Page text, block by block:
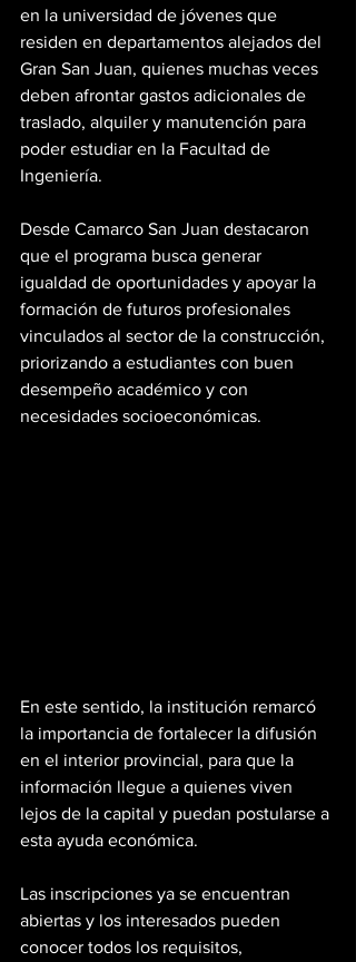
en la universidad de jóvenes que
residen en departamentos alejados del
Gran San Juan, quienes muchas veces
deben afrontar gastos adicionales de
traslado, alquiler y manutención para
poder estudiar en la Facultad de
Ingeniería.
Desde Camarco San Juan destacaron
que el programa busca generar
igualdad de oportunidades y apoyar la
formación de futuros profesionales
vinculados al sector de la construcción,
priorizando a estudiantes con buen
desempeño académico y con
necesidades socioeconómicas.
En este sentido, la institución remarcó
la importancia de fortalecer la difusión
en el interior provincial, para que la
información llegue a quienes viven
lejos de la capital y puedan postularse a
esta ayuda económica.
Las inscripciones ya se encuentran
abiertas y los interesados pueden
conocer todos los requisitos,